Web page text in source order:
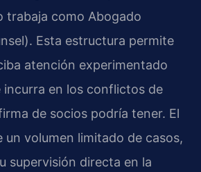
trabaja como Abogado
Esta estructura permite
atención experimentado
incurra en los conflictos de
de socios podría tener. El
un volumen limitado de casos,
supervisión directa en la